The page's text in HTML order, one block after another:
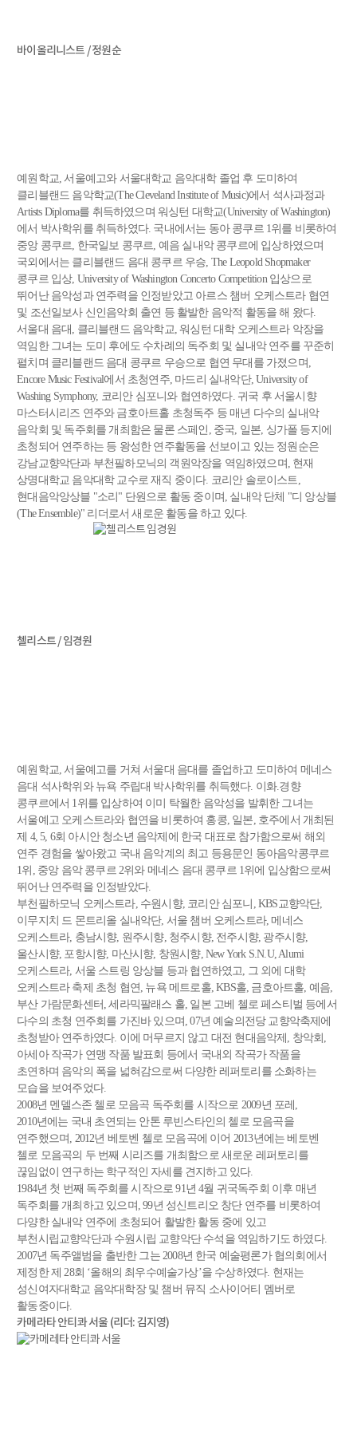
바이올리니스트 / 정원순
예원학교, 서울예고와 서울대학교 음악대학 졸업 후 도미하여
클리블랜드 음악학교(The Cleveland Institute of Music)에서 석사과정과
Artists Diploma를 취득하였으며 워싱턴 대학교(University of Washington)
에서 박사학위를 취득하였다. 국내에서는 동아 콩쿠르 1위를 비롯하여
중앙 콩쿠르, 한국일보 콩쿠르, 예음 실내악 콩쿠르에 입상하였으며
국외에서는 클리블랜드 음대 콩쿠르 우승, The Leopold Shopmaker
콩쿠르 입상, University of Washington Concerto Competition 입상으로
뛰어난 음악성과 연주력을 인정받았고 아르스 챔버 오케스트라 협연
및 조선일보사 신인음악회 출연 등 활발한 음악적 활동을 해 왔다.
서울대 음대, 클리블랜드 음악학교, 워싱턴 대학 오케스트라 악장을
역임한 그녀는 도미 후에도 수차례의 독주회 및 실내악 연주를 꾸준히
펼치며 클리블랜드 음대 콩쿠르 우승으로 협연 무대를 가졌으며,
Encore Music Festival에서 초청연주, 마드리 실내악단, University of
Washing Symphony, 코리안 심포니와 협연하였다. 귀국 후 서울시향
마스터시리즈 연주와 금호아트홀 초청독주 등 매년 다수의 실내악
음악회 및 독주회를 개최함은 물론 스페인, 중국, 일본, 싱가폴 등지에
초청되어 연주하는 등 왕성한 연주활동을 선보이고 있는 정원순은
강남교향악단과 부천필하모닉의 객원악장을 역임하였으며, 현재
상명대학교 음악대학 교수로 재직 중이다. 코리안 솔로이스트,
현대음악앙상블 "소리" 단원으로 활동 중이며, 실내악 단체 "디 앙상블
(The Ensemble)" 리더로서 새로운 활동을 하고 있다.
첼리스트 / 임경원
예원학교, 서울예고를 거쳐 서울대 음대를 졸업하고 도미하여 메네스
음대 석사학위와 뉴욕 주립대 박사학위를 취득했다. 이화.경향
콩쿠르에서 1위를 입상하여 이미 탁월한 음악성을 발휘한 그녀는
서울예고 오케스트라와 협연을 비롯하여 홍콩, 일본, 호주에서 개최된
제 4, 5, 6회 아시안 청소년 음악제에 한국 대표로 참가함으로써 해외
연주 경험을 쌓아왔고 국내 음악계의 최고 등용문인 동아음악콩쿠르
1위, 중앙 음악 콩쿠르 2위와 메네스 음대 콩쿠르 1위에 입상함으로써
뛰어난 연주력을 인정받았다.
부천필하모닉 오케스트라, 수원시향, 코리안 심포니, KBS교향악단,
이무지치 드 몬트리올 실내악단, 서울 챔버 오케스트라, 메네스
오케스트라, 충남시향, 원주시향, 청주시향, 전주시향, 광주시향,
울산시향, 포항시향, 마산시향, 창원시향, New York S.N.U, Alumi
오케스트라, 서울 스트링 앙상블 등과 협연하였고, 그 외에 대학
오케스트라 축제 초청 협연, 뉴욕 메트로홀, KBS홀, 금호아트홀, 예음,
부산 가람문화센터, 세라믹팔래스 홀, 일본 고베 첼로 페스티벌 등에서
다수의 초청 연주회를 가진바 있으며, 07년 예술의전당 교향악축제에
초청받아 연주하였다. 이에 머무르지 않고 대전 현대음악제, 창악회,
아세아 작곡가 연맹 작품 발표회 등에서 국내외 작곡가 작품을
초연하며 음악의 폭을 넓혀감으로써 다양한 레퍼토리를 소화하는
모습을 보여주었다.
2008년 멘델스존 첼로 모음곡 독주회를 시작으로 2009년 포레,
2010년에는 국내 초연되는 안톤 루빈스타인의 첼로 모음곡을
연주했으며, 2012년 베토벤 첼로 모음곡에 이어 2013년에는 베토벤
첼로 모음곡의 두 번째 시리즈를 개최함으로 새로운 레퍼토리를
끊임없이 연구하는 학구적인 자세를 견지하고 있다.
1984년 첫 번째 독주회를 시작으로 91년 4월 귀국독주회 이후 매년
독주회를 개최하고 있으며, 99년 성신트리오 창단 연주를 비롯하여
다양한 실내악 연주에 초청되어 활발한 활동 중에 있고
부천시립교향악단과 수원시립 교향악단 수석을 역임하기도 하였다.
2007년 독주앨범을 출반한 그는 2008년 한국 예술평론가 협의회에서
제정한 제 28회 ‘올해의 최우수예술가상’을 수상하였다. 현재는
성신여자대학교 음악대학장 및 챔버 뮤직 소사이어티 멤버로
활동중이다.
카메라타 안티콰 서울 (리더: 김지영)